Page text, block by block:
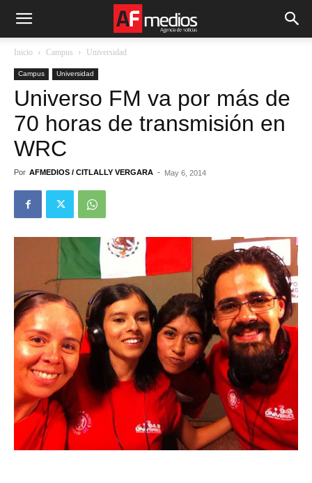
Inicio Campus Universidad
Campus Universidad
Universo FM va por más de
70 horas de transmisión en
WRC
Por AFMEDIOS / CITLALLY VERGARA - May 6, 2014